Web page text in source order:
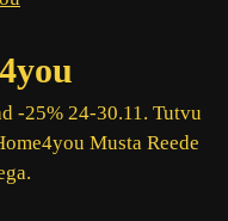
-25% 24-30.11. Tutvu
Musta Reede